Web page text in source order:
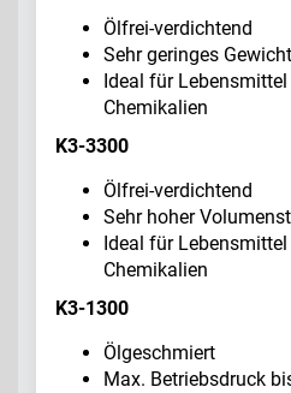
Ölfrei-verdichtend
Sehr geringes
Ideal für
Chemikalien
K3-3300
Ölfrei-verdichtend
Sehr hoher
Ideal für
Chemikalien
K3-1300
Ölgeschmiert
Max. Betriebsdruck